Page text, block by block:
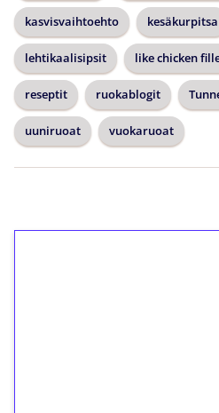
kasvisvaihtoehto kesäkurpitsa
lehtikaalisipsit like chicken
reseptit ruokablogit
uuniruoat vuokaruoat